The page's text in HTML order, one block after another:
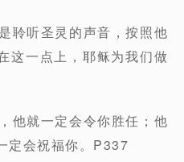
聆听圣灵的声音，按照他
这一点上，耶稣为我们做
他就一定会令你胜任；他
定会祝福你。P337